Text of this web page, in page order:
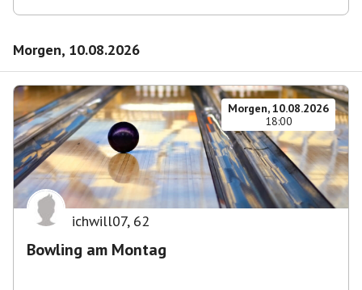
Morgen, 10.08.2026
Morgen, 10.08.2026
18:00
ichwill07, 62
Bowling am Montag